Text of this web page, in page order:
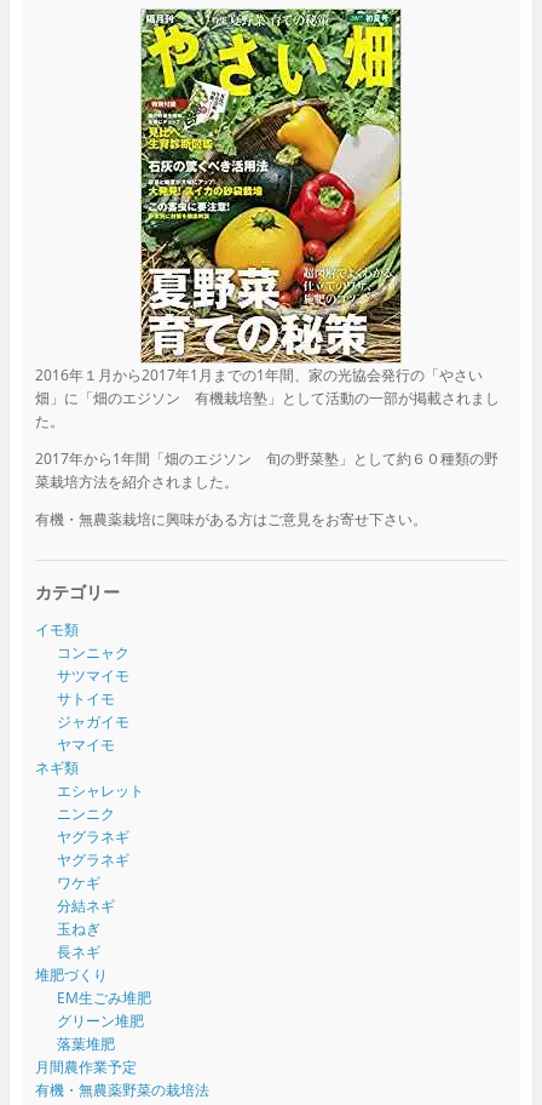
2016年１月から2017年1月までの1年間、家の光協会発行の「やさい
畑」に「畑のエジソン 有機栽培塾」として活動の一部が掲載されまし
た。
2017年から1年間「畑のエジソン 旬の野菜塾」として約６０種類の野
菜栽培方法を紹介されました。
有機・無農薬栽培に興味がある方はご意見をお寄せ下さい。
カテゴリー
イモ類
コンニャク
サツマイモ
サトイモ
ジャガイモ
ヤマイモ
ネギ類
エシャレット
ニンニク
ヤグラネギ
ヤグラネギ
ワケギ
分結ネギ
玉ねぎ
長ネギ
堆肥づくり
EM生ごみ堆肥
グリーン堆肥
落葉堆肥
月間農作業予定
有機・無農薬野菜の栽培法